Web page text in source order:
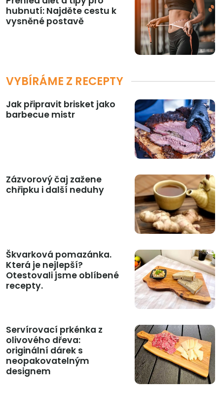
hubnutí: Najděte cestu k
vysněné postavě
VYBÍRÁME Z RECEPTY
Jak připravit brisket jako
barbecue mistr
Zázvorový čaj zažene
chřipku i další neduhy
Škvarková pomazánka.
Která je nejlepší?
Otestovali jsme oblíbené
recepty.
Servírovací prkénka z
olivového dřeva:
originální dárek s
neopakovatelným
designem